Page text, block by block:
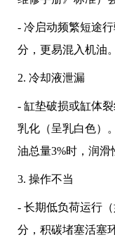
- 冷启动频繁短途
分，更易混入机油。
2. 冷却液泄漏
- 缸垫破损或缸体
乳化（呈乳白色）
油总量3%时，润滑
3. 操作不当
- 长期低负荷运行
分，积碳堵塞活塞